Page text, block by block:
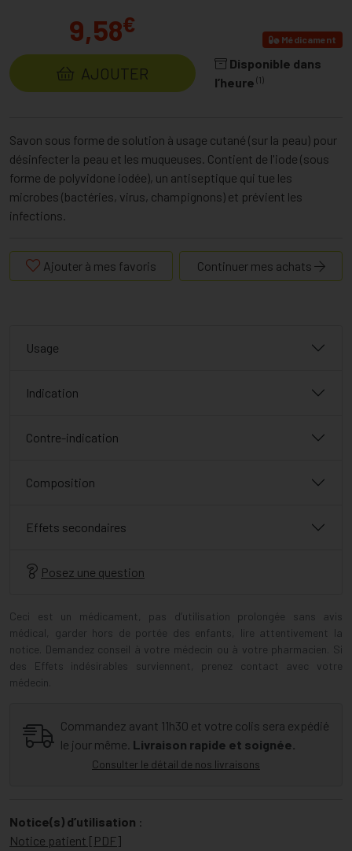
9,58€
AJOUTER
Médicament
Disponible dans
l’heure (1)
Savon sous forme de solution à usage cutané (sur la peau) pour
désinfecter la peau et les muqueuses. Contient de l'iode (sous
forme de polyvidone iodée), un antiseptique qui tue les
microbes (bactéries, virus, champignons) et prévient les
infections.
Ajouter à mes favoris Continuer mes achats
Usage
Indication
Contre-indication
Composition
Effets secondaires
Posez une question
Ceci est un médicament, pas d’utilisation prolongée sans avis
médical, garder hors de portée des enfants, lire attentivement la
notice. Demandez conseil à votre médecin ou à votre pharmacien. Si
des Effets indésirables surviennent, prenez contact avec votre
médecin.
Commandez avant 11h30 et votre colis sera expédié
le jour même. Livraison rapide et soignée.
Consulter le détail de nos livraisons
Notice(s) d’utilisation :
Notice patient [PDF]